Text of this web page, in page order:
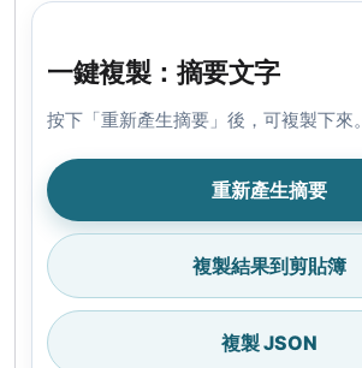
一鍵複製：摘要文字
按下「重新產生摘要」後，可複製下來。
重新產生摘要
複製結果到剪貼簿
複製 JSON